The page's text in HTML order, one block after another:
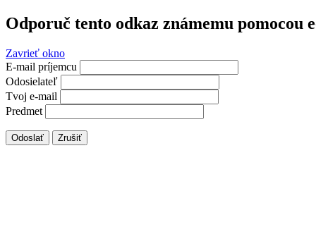
Odporuč tento odkaz známemu pomocou
Zavrieť okno
E-mail príjemcu
Odosielateľ
Tvoj e-mail
Predmet
Odoslať Zrušiť